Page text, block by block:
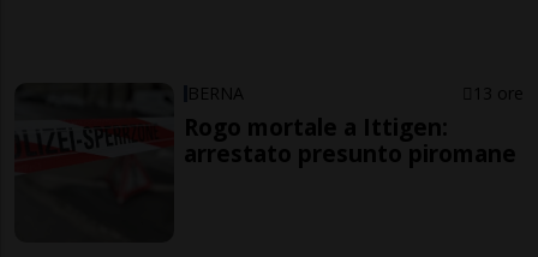
BERNA 13 ore
Rogo mortale a Ittigen:
arrestato presunto piromane